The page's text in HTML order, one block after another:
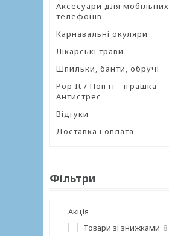
Аксесуари для мобільних
телефонів
Карнавальні окуляри
Лікарські трави
Шпильки, банти, обручі
Pop It / Поп іт - іграшка
Антистрес
Відгуки
Доставка і оплата
Фільтри
Акція
Товари зі знижками 8